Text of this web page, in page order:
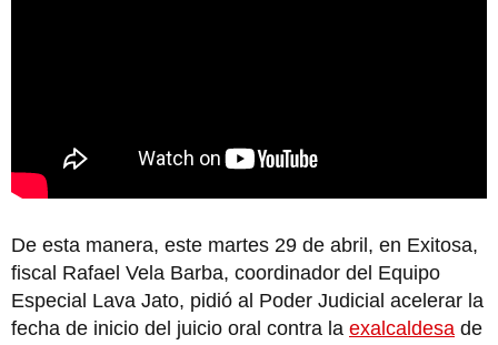
De esta manera, este martes 29 de abril, en Exitosa,
fiscal Rafael Vela Barba, coordinador del Equipo
Especial Lava Jato, pidió al Poder Judicial acelerar la
fecha de inicio del juicio oral contra la exalcaldesa de